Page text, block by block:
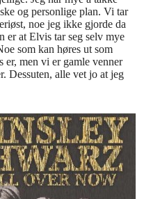
og personlige plan. Vi tar
noe jeg ikke gjorde da
er at Elvis tar seg selv mye
som kan høres ut som
men vi er gamle venner
Dessuten, alle vet jo at jeg